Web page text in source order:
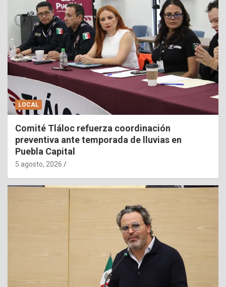
LOCAL
Comité Tláloc refuerza coordinación
preventiva ante temporada de lluvias en
Puebla Capital
5 agosto, 2026